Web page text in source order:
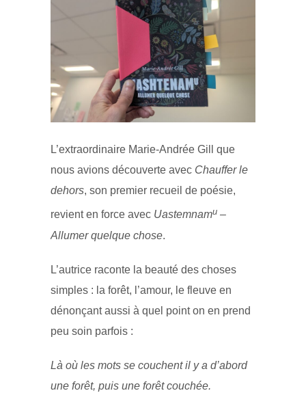
L’extraordinaire Marie-Andrée Gill que
nous avions découverte avec Chauffer le
dehors, son premier recueil de poésie,
revient en force avec Uastemnamu –
Allumer quelque chose.
L’autrice raconte la beauté des choses
simples : la forêt, l’amour, le fleuve en
dénonçant aussi à quel point on en prend
peu soin parfois :
Là où les mots se couchent il y a d’abord
une forêt, puis une forêt couchée.